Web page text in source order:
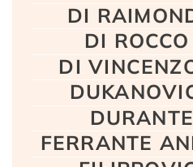
DI
DI
DI
FERRANTE